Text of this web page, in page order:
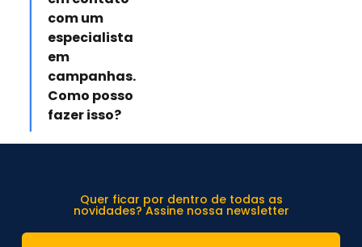
com um
especialista
em
campanhas.
Como posso
fazer isso?
Quer ficar por dentro de todas as
novidades? Assine nossa newsletter